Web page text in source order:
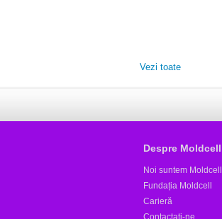
Vezi toate
Despre Moldcell
Noi suntem Moldcell
Fundația Moldcell
Carieră
Contactaţi-ne